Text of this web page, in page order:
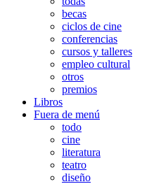
becas
ciclos de cine
conferencias
cursos y talleres
empleo cultural
otros
premios
Libros
Fuera de menú
todo
cine
literatura
teatro
diseño